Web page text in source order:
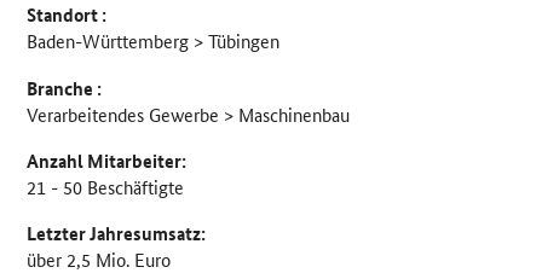
Standort :
Baden-Württemberg > Tübingen
Branche :
Verarbeitendes Gewerbe > Maschinenbau
Anzahl Mitarbeiter:
21 - 50 Beschäftigte
Letzter Jahresumsatz:
über 2,5 Mio. Euro